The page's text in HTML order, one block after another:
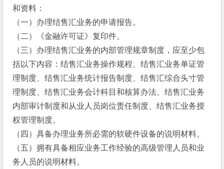
和资料：
（一）办理结售汇业务的申请报告。
（二）《金融许可证》复印件。
（三）办理结售汇业务的内部管理规章制度，应至少包
括以下内容：结售汇业务操作规程、结售汇业务单证管
理制度、结售汇业务统计报告制度、结售汇综合头寸管
理制度、结售汇业务会计科目和核算办法、结售汇业务
内部审计制度和从业人员岗位责任制度、结售汇业务授
权管理制度。
（四）具备办理业务所必需的软硬件设备的说明材料。
（五）拥有具备相应业务工作经验的高级管理人员和业
务人员的说明材料。